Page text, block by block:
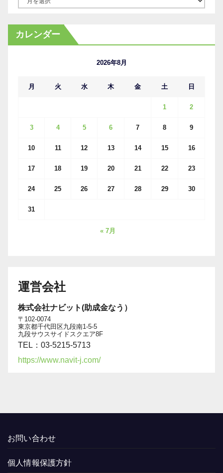
カ
イ
カレンダー
2026年8月
月 火 水 木 金 土 日
1 2
3 4 5 6 7 8 9
10 11 12 13 14 15 16
17 18 19 20 21 22 23
24 25 26 27 28 29 30
31
« 7月
運営会社
株式会社ナビット(助成金なう）
〒102-0074
東京都千代田区九段南1-5-5
九段サウスサイドスクエア8F
TEL：03-5215-5713
https://www.navit-j.com/
お問い合わせ
個人情報保護方針